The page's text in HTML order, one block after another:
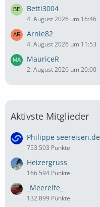
Betti3004
4. August 2026 um 16:46
Arnie82
4. August 2026 um 11:53
MauriceR
2. August 2026 um 20:00
Aktivste Mitglieder
Philippe seereisen.de
753.503 Punkte
Heizergruss
166.594 Punkte
_Meerelfe_
132.899 Punkte